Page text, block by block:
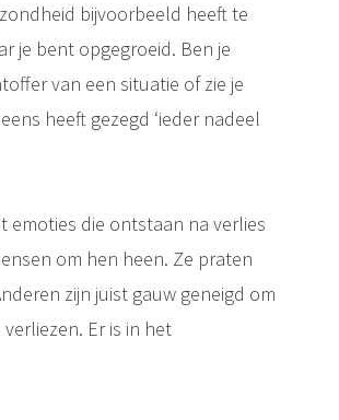
bijvoorbeeld heeft te
je bent opgegroeid. Ben je
van een situatie of zie je
heeft gezegd ‘ieder nadeel
emoties die ontstaan na verlies
om hen heen. Ze praten
zijn juist gauw geneigd om
Er is in het